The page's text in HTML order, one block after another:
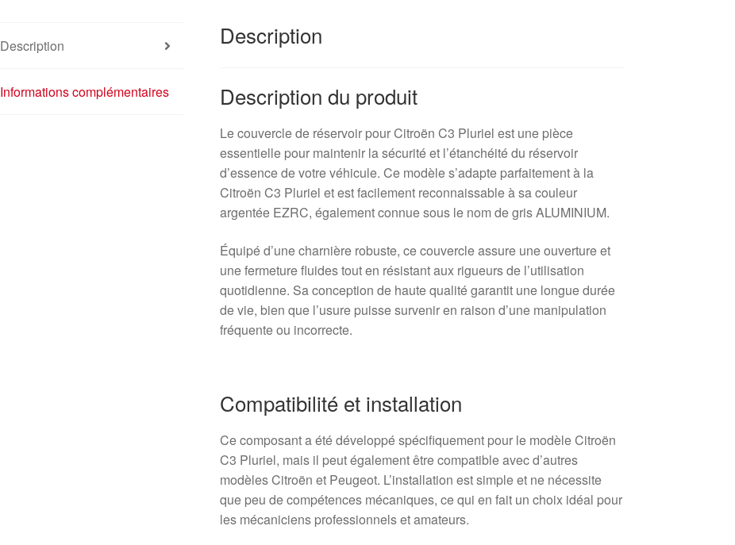
1517A2
Description
Informations complémentaires
Description
Description du produit
Le couvercle de réservoir pour Citroën C3 Pluriel est une pièce
essentielle pour maintenir la sécurité et l’étanchéité du réservoir
d’essence de votre véhicule. Ce modèle s’adapte parfaitement à la
Citroën C3 Pluriel et est facilement reconnaissable à sa couleur
argentée EZRC, également connue sous le nom de gris ALUMINIUM.
Équipé d’une charnière robuste, ce couvercle assure une ouverture et
une fermeture fluides tout en résistant aux rigueurs de l’utilisation
quotidienne. Sa conception de haute qualité garantit une longue durée
de vie, bien que l’usure puisse survenir en raison d’une manipulation
fréquente ou incorrecte.
Compatibilité et installation
Ce composant a été développé spécifiquement pour le modèle Citroën
C3 Pluriel, mais il peut également être compatible avec d’autres
modèles Citroën et Peugeot. L’installation est simple et ne nécessite
que peu de compétences mécaniques, ce qui en fait un choix idéal pour
les mécaniciens professionnels et amateurs.